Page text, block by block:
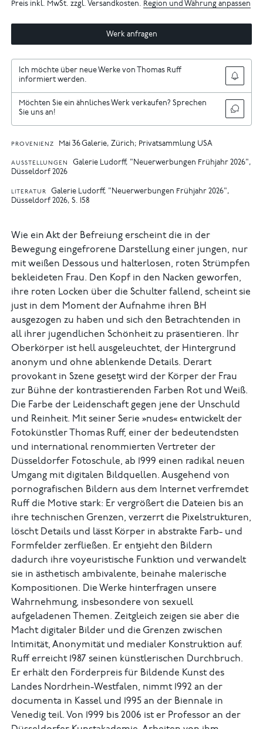
Preis inkl. MwSt. zzgl. Versandkosten. Region und Währung anpassen
Werk anfragen
Ich möchte über neue Werke von Thomas Ruff
informiert werden.
Möchten Sie ein ähnliches Werk verkaufen? Sprechen
Sie uns an!
PROVENIENZ Mai 36 Galerie, Zürich; Privatsammlung USA
AUSSTELLUNGEN
Galerie Ludorff, "Neuerwerbungen Frühjahr 2026",
Düsseldorf 2026
LITERATUR
Galerie Ludorff, "Neuerwerbungen Frühjahr 2026",
Düsseldorf 2026, S. 158
Wie ein Akt der Befreiung erscheint die in der
Bewegung eingefrorene Darstellung einer jungen, nur
mit weißen Dessous und halterlosen, roten Strümpfen
bekleideten Frau. Den Kopf in den Nacken geworfen,
ihre roten Locken über die Schulter fallend, scheint sie
just in dem Moment der Aufnahme ihren BH
ausgezogen zu haben und sich den Betrachtenden in
all ihrer jugendlichen Schönheit zu präsentieren. Ihr
Oberkörper ist hell ausgeleuchtet, der Hintergrund
anonym und ohne ablenkende Details. Derart
provokant in Szene gesetzt wird der Körper der Frau
zur Bühne der kontrastierenden Farben Rot und Weiß.
Die Farbe der Leidenschaft gegen jene der Unschuld
und Reinheit. Mit seiner Serie »nudes« entwickelt der
Fotokünstler Thomas Ruff, einer der bedeutendsten
und international renommierten Vertreter der
Düsseldorfer Fotoschule, ab 1999 einen radikal neuen
Umgang mit digitalen Bild­quellen. Ausgehend von
pornografischen Bildern aus dem Internet verfremdet
Ruff die Motive stark: Er vergrößert die Dateien bis an
ihre technischen Grenzen, verzerrt die Pixelstrukturen,
löscht Details und lässt Körper in abstrakte Farb- und
Formfelder zerfließen. Er entzieht den Bildern
dadurch ihre voyeuristische Funktion und verwandelt
sie in ästhetisch am­bivalente, beinahe malerische
Kompositionen. Die Werke hinterfragen unsere
Wahrnehmung, insbesondere von sexuell
aufgeladenen Themen. Zeitgleich zeigen sie aber die
Macht digitaler Bilder und die Grenzen zwischen
Intimität, Anonymität und medialer Konstruktion auf.
Ruff erreicht 1987 seinen künstlerischen Durchbruch.
Er erhält den Förderpreis für Bildende Kunst des
Landes Nordrhein-Westfalen, nimmt 1992 an der
documenta in Kassel und 1995 an der Biennale in
Venedig teil. Von 1999 bis 2006 ist er Professor an der